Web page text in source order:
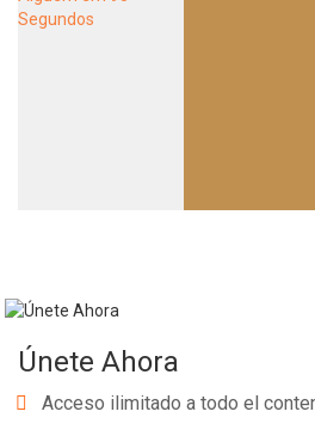
Únete Ahora
Acceso ilimitado a todo el